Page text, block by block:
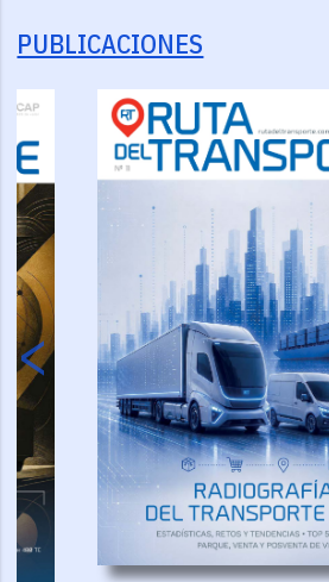
PUBLICACIONES